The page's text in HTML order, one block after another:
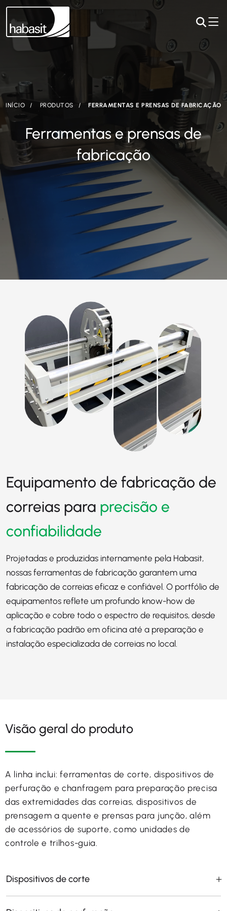
INÍCIO PRODUTOS FERRAMENTAS E PRENSAS DE FABRICAÇÃO
Ferramentas e prensas de
fabricação
Equipamento de fabricação de
correias para precisão e
confiabilidade
Projetadas e produzidas internamente pela Habasit,
nossas ferramentas de fabricação garantem uma
fabricação de correias eficaz e confiável. O portfólio de
equipamentos reflete um profundo know-how de
aplicação e cobre todo o espectro de requisitos, desde
a fabricação padrão em oficina até a preparação e
instalação especializada de correias no local.
Visão geral do produto
A linha inclui: ferramentas de corte, dispositivos de
perfuração e chanfragem para preparação precisa
das extremidades das correias, dispositivos de
prensagem a quente e prensas para junção, além
de acessórios de suporte, como unidades de
controle e trilhos-guia.
Dispositivos de corte